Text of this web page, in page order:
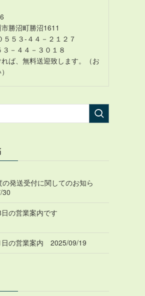
勝沼町勝沼1611
５５３-４４－２１２７
３－４４－３０１８
ば、無料送迎致します。（お
の発送受付に関してのお知ら
日の営業案内です
日の営業案内 2025/09/19